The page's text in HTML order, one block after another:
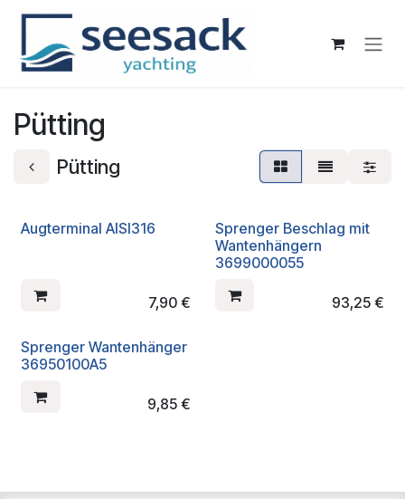
Zum Inhalt springen
Pütting
Pütting
Augterminal AISI316
7,90€
Sprenger Beschlag mit
Wantenhängern
3699000055
93,25 €
Sprenger Wantenhänger
36950100A5
9,85€